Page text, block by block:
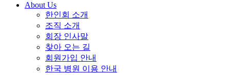
About Us
한인회 소개
조직 소개
회장 인사말
찾아 오는 길
회원가입 안내
한국 병원 이용 안내